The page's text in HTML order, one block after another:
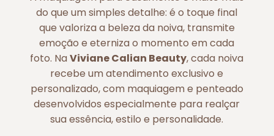
do que um simples detalhe: é o toque final
que valoriza a beleza da noiva, transmite
emoção e eterniza o momento em cada
foto. NaViviane Calian Beauty, cada noiva
recebe um atendimento exclusivo e
personalizado, com maquiagem e penteado
desenvolvidos especialmente para realçar
sua essência, estilo e personalidade.